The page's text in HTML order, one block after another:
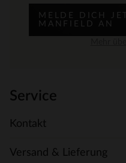
MELDE DICH
MANFIELD AN
Service
Kontakt
Versand & Lieferung